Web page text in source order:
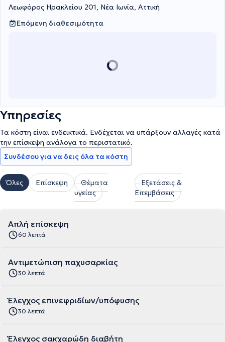
Λεωφόρος Ηρακλείου 201, Νέα Ιωνία, Αττική
Επόμενη διαθεσιμότητα
Υπηρεσίες
Τα κόστη είναι ενδεικτικά. Ενδέχεται να υπάρξουν αλλαγές κατά
την επίσκεψη ανάλογα το περιστατικό.
Συνδέσου για να δεις όλα τα κόστη
Όλες Επίσκεψη
Θέματα
υγείας
Εξετάσεις &
Επεμβάσεις
Απλή επίσκεψη
60 λεπτά
Αντιμετώπιση παχυσαρκίας
30 λεπτά
Έλεγχος επινεφριδίων/υπόφυσης
30 λεπτά
Έλεγχος σακχαρώδη διαβήτη